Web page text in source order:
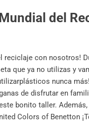
del
reciclaje con nosotros!
que ya no utilizas y
nunca
de disfrutar en
bonito taller.
Colors of Benetton